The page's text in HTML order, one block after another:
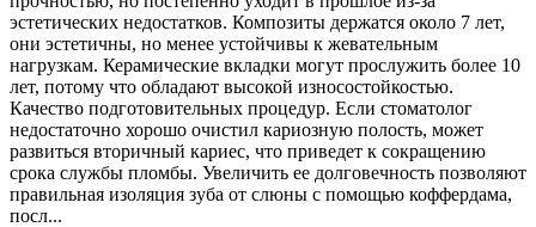
эстетических недостатков. Композиты держатся около 7 лет,
они эстетичны, но менее устойчивы к жевательным
нагрузкам. Керамические вкладки могут прослужить более 10
лет, потому что обладают высокой износостойкостью.
Качество подготовительных процедур. Если стоматолог
недостаточно хорошо очистил кариозную полость, может
развиться вторичный кариес, что приведет к сокращению
срока службы пломбы. Увеличить ее долговечность позволяют
правильная изоляция зуба от слюны с помощью коффердама,
посл...